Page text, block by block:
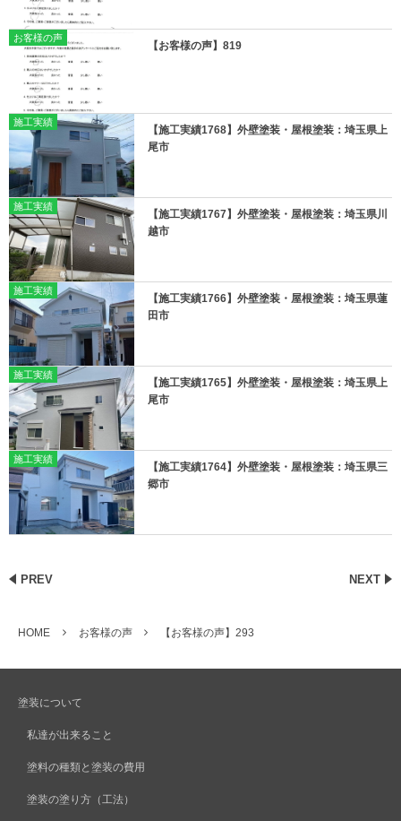
お客様の声
【お客様の声】819
施工実績
【施工実績1768】外壁塗装・屋根塗装：埼玉県上
尾市
施工実績
【施工実績1767】外壁塗装・屋根塗装：埼玉県川
越市
施工実績
【施工実績1766】外壁塗装・屋根塗装：埼玉県蓮
田市
施工実績
【施工実績1765】外壁塗装・屋根塗装：埼玉県上
尾市
施工実績
【施工実績1764】外壁塗装・屋根塗装：埼玉県三
郷市
PREV NEXT
HOME お客様の声 【お客様の声】293
塗装について
私達が出来ること
塗料の種類と塗装の費用
塗装の塗り方（工法）